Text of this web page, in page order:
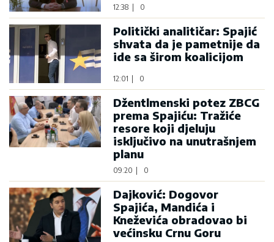
12:38 0
Politički analitičar: Spajić
shvata da je pametnije da
ide sa širom koalicijom
12:01 0
Džentlmenski potez ZBCG
prema Spajiću: Tražiće
resore koji djeluju
isključivo na unutrašnjem
planu
09:20 0
Dajković: Dogovor
Spajića, Mandića i
Kneževića obradovao bi
većinsku Crnu Goru